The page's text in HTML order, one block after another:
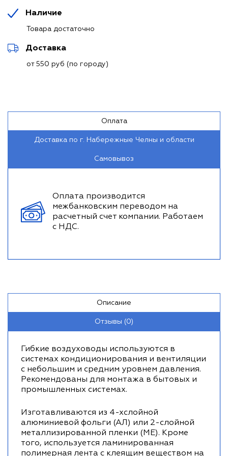
Наличие
Товара достаточно
Доставка
от 550 руб (по городу)
Оплата
Доставка по г. Набережные Челны и области
Самовывоз
Оплата производится
межбанковским переводом на
расчетный счет компании. Работаем
с НДС.
Описание
Отзывы (0)
Гибкие воздуховоды используются в
системах кондиционирования и вентиляции
с небольшим и средним уровнем давления.
Рекомендованы для монтажа в бытовых и
промышленных системах.
Изготавливаются из 4-хслойной
алюминиевой фольги (АЛ) или 2-слойной
металлизированной пленки (МЕ). Кроме
того, используется ламинированная
полимерная лента с клеящим веществом на